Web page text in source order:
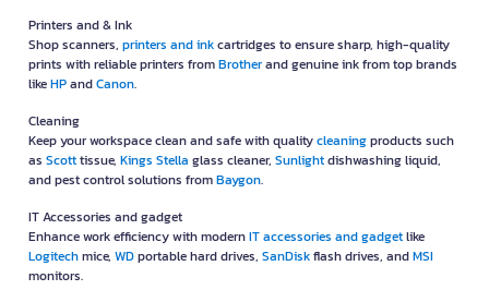
Printers and & Ink
Shop scanners, printers and inkcartridges to ensure sharp, high-quality
prints with reliable printers fromBrotherand genuine ink from top brands
likeHPandCanon.
Cleaning
Keep your workspace clean and safe with qualitycleaningproducts such
as Scotttissue, Kings Stella glass cleaner, Sunlightdishwashing liquid,
and pest control solutions fromBaygon.
IT Accessories and gadget
Enhance work efficiency with modernIT accessories and gadgetlike
Logitechmice, WDportable hard drives, SanDiskflash drives, andMSI
monitors.